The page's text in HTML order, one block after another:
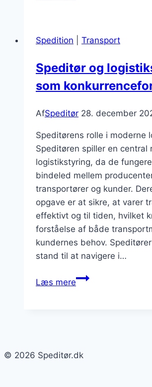
for
Spedition Transport
Speditør og
som
AfSpeditør 28. december
Speditørens rolle i moderne
Speditøren spiller en central
logistikstyring, da de
bindeled mellem
transportører og kunder.
opgave er at sikre, at varer
effektivt og til tiden, hvilket
forståelse af både
kundernes behov.
stand til at navigere i…
Læs mereSpeditør
© 2026 Speditør.dk